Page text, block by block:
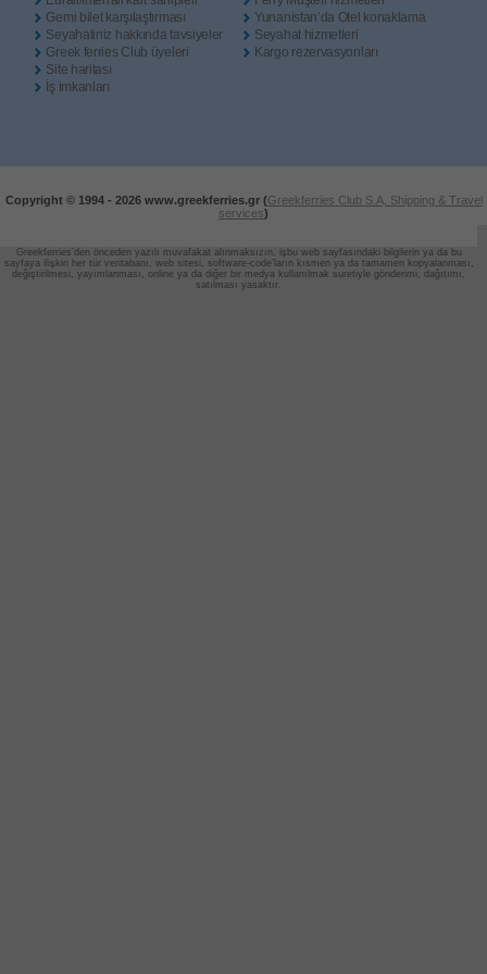
Gemi bilet karşılaştırması
Seyahatiniz hakkında tavsiyeler
Greek ferries Club üyeleri
Site haritası
İş imkanları
Yunanistan’da Otel konaklama
Seyahat hizmetleri
Kargo rezervasyonları
Copyright © 1994 - 2026 www.greekferries.gr (Greekferries Club S.A, Shipping & Travel
services)
Greekferries’den önceden yazılı muvafakat alınmaksızın, işbu web sayfasındaki bilgilerin ya da bu
sayfaya ilişkin her tür veritabanı, web sitesi, software-code’ların kısmen ya da tamamen kopyalanması,
değiştirilmesi, yayımlanması, online ya da diğer bir medya kullanılmak suretiyle gönderimi, dağıtımı,
satılması yasaktır.